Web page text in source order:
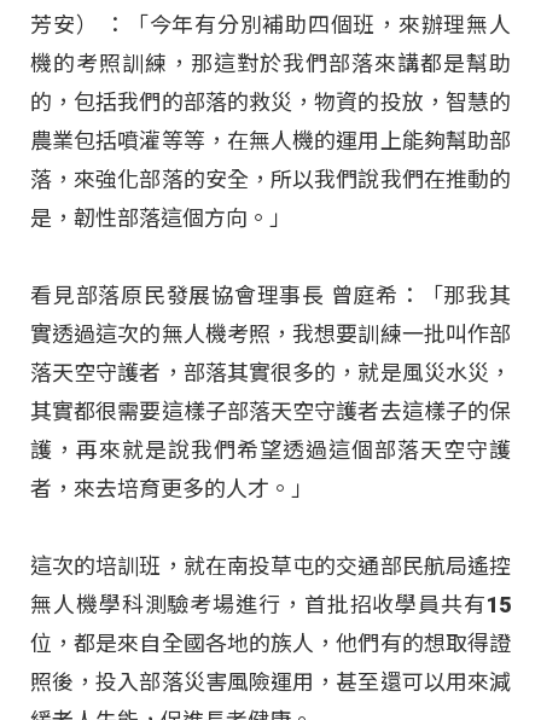
芳安） ：「今年有分別補助四個班，來辦理無人
機的考照訓練，那這對於我們部落來講都是幫助
的，包括我們的部落的救災，物資的投放，智慧的
農業包括噴灌等等，在無人機的運用上能夠幫助部
落，來強化部落的安全，所以我們說我們在推動的
是，韌性部落這個方向。」
看見部落原民發展協會理事長 曾庭希：「那我其
實透過這次的無人機考照，我想要訓練一批叫作部
落天空守護者，部落其實很多的，就是風災水災，
其實都很需要這樣子部落天空守護者去這樣子的保
護，再來就是說我們希望透過這個部落天空守護
者，來去培育更多的人才。」
這次的培訓班，就在南投草屯的交通部民航局遙控
無人機學科測驗考場進行，首批招收學員共有15
位，都是來自全國各地的族人，他們有的想取得證
照後，投入部落災害風險運用，甚至還可以用來減